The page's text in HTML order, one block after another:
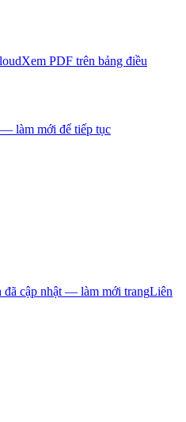
Xem PDF trên bảng điều
làm mới để tiếp tục
đã cập nhật — làm mới trangLiên